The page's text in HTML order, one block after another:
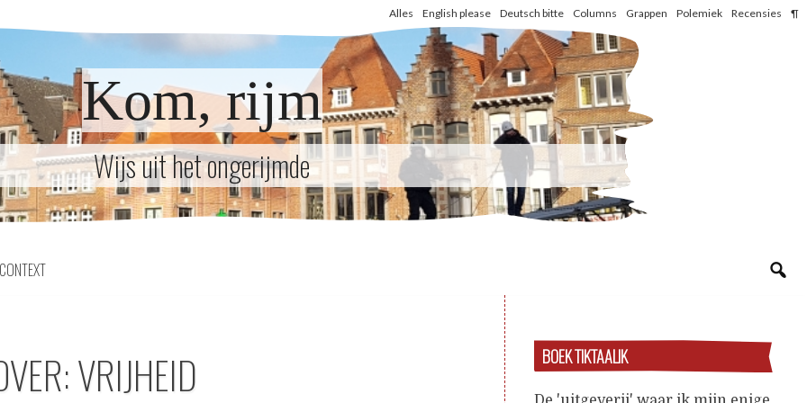
Alles English please Deutsch bitte Columns Grappen Polemiek Recensies ¶
Kom, rijm
Wijs uit het ongerijmde
CONTEXT
VRIJHEID BOEK TIKTAALIK